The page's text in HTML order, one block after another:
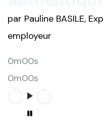
par Pauline BASILE,
employeur
0m00s
0m00s